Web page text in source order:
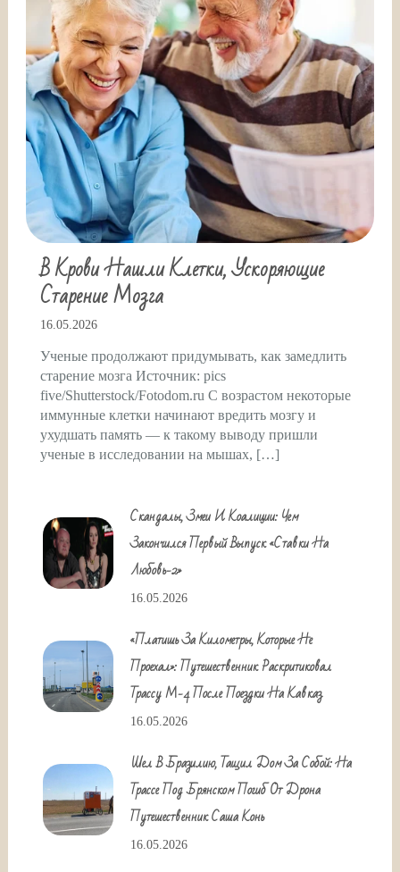
В Крови Нашли Клетки, Ускоряющие
Старение Мозга
16.05.2026
Ученые продолжают придумывать, как замедлить
старение мозга Источник: pics
five/Shutterstock/Fotodom.ru С возрастом некоторые
иммунные клетки начинают вредить мозгу и
ухудшать память — к такому выводу пришли
ученые в исследовании на мышах, […]
Скандалы, Змеи И Коалиции: Чем
Закончился Первый Выпуск «Ставки На
Любовь-2»
16.05.2026
«Платишь За Километры, Которые Не
Проехал»: Путешественник Раскритиковал
Трассу М-4 После Поездки На Кавказ
16.05.2026
Шел В Бразилию, Тащил Дом За Собой: На
Трассе Под Брянском Погиб От Дрона
Путешественник Саша Конь
16.05.2026